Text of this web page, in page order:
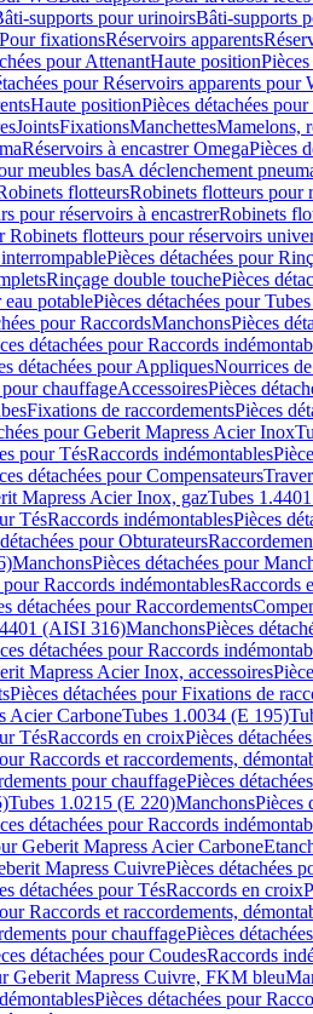
supports pour urinoirsBâti-supports
fixationsRéservoirs apparents
pour AttenantHaute position
pour Réservoirs apparents pour
Haute positionPièces détachées
JointsFixationsManchettesMamelons,
Réservoirs à encastrer OmegaPièces
meubles basA déclenchement
flotteursRobinets flotteurs pour
pour réservoirs à encastrerRobinets
Robinets flotteurs pour réservoirs
Pièces détachées pour
Rinçage double touchePièces
potablePièces détachées pour
pour RaccordsManchonsPièces
détachées pour Raccords
détachées pour AppliquesNourrices
chauffageAccessoiresPièces
Fixations de raccordementsPièces
pour Geberit Mapress Acier Inox
pour TésRaccords indémontables
détachées pour Compensateurs
Mapress Acier Inox, gazTubes
TésRaccords indémontablesPièces
pour Obturateurs
ManchonsPièces détachées pour
pour Raccords indémontablesRaccords
détachées pour Raccordements
(AISI 316)ManchonsPièces
détachées pour Raccords
Mapress Acier Inox, accessoires
Pièces détachées pour Fixations de
Acier CarboneTubes 1.0034 (E 195)
TésRaccords en croixPièces
Raccords et raccordements,
pour chauffagePièces
Tubes 1.0215 (E 220)ManchonsPièces
détachées pour Raccords
Geberit Mapress Acier Carbone
Mapress CuivrePièces détachées
détachées pour TésRaccords en croix
Raccords et raccordements,
pour chauffagePièces
détachées pour CoudesRaccords
Geberit Mapress Cuivre, FKM bleu
Pièces détachées pour